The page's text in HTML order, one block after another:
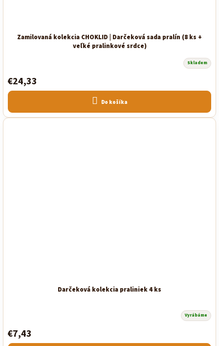
Zamilovaná kolekcia CHOKLID | Darčeková sada pralín (8 ks +
veľké pralinkové srdce)
produktu
je
5,0
5
hviezdičiek.
Skladem
€24,33
Do košíka
Darčeková kolekcia praliniek 4 ks
Vyrábáme
€7,43